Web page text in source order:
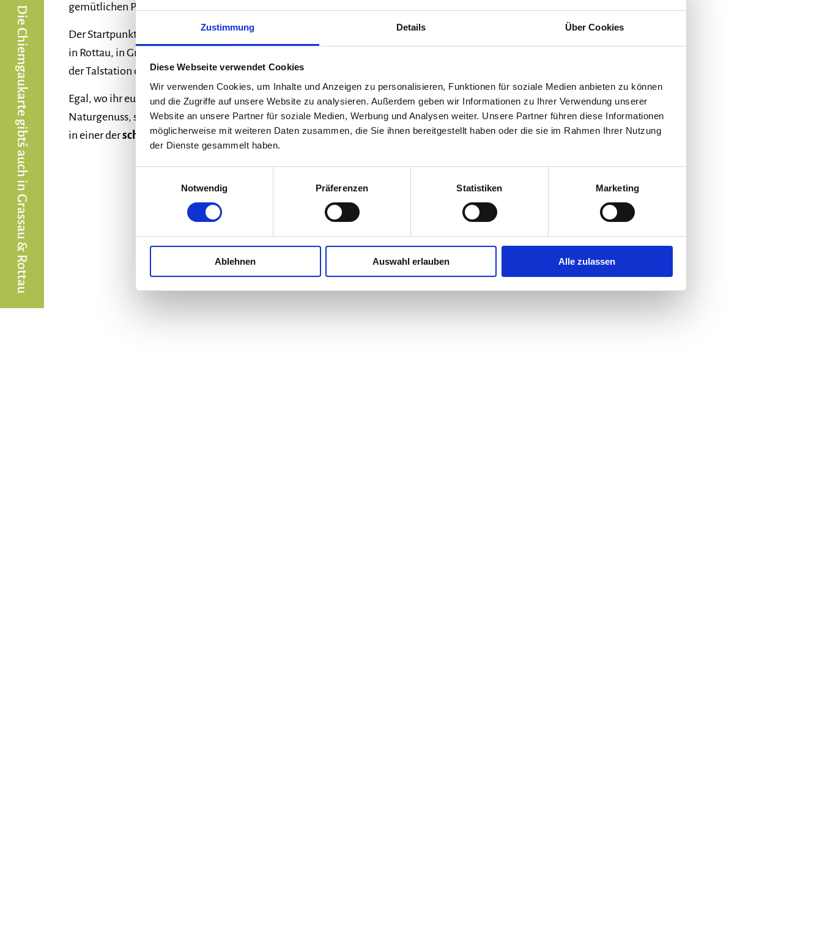
Zustimmung Details Über Cookies
Diese Webseite verwendet Cookies
Wir verwenden Cookies, um Inhalte und Anzeigen zu personalisieren, Funktionen für soziale Medien anbieten zu können
und die Zugriffe auf unsere Website zu analysieren. Außerdem geben wir Informationen zu Ihrer Verwendung unserer
Website an unsere Partner für soziale Medien, Werbung und Analysen weiter. Unsere Partner führen diese Informationen
möglicherweise mit weiteren Daten zusammen, die Sie ihnen bereitgestellt haben oder die sie im Rahmen Ihrer Nutzung
der Dienste gesammelt haben.
Notwendig
Präferenzen Statistiken Marketing
Ablehnen Auswahl erlauben Alle zulassen
Die Chiemgaukarte gibt´s auch in Grassau & Rottau
gemütlichen Pausen ein.
Der Startpunkt der Tour befindet sich entweder an der Tourist-Information
in Rottau, in Grassau bei der Tourist-Information oder in Marquartstein an
der Talstation der Hochplattenbahn.
Egal, wo ihr eure Reise beginnt, es erwartet euch ein Tag voller
Naturgenuss, sportlicher Herausforderungen und erholsamer Momente
in einer derschönsten Regionen Bayerns.